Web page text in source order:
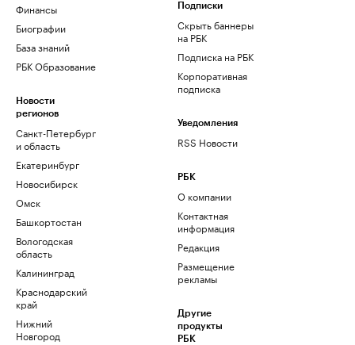
Финансы
Биографии
База знаний
РБК Образование
Новости
регионов
Санкт-Петербург
и область
Екатеринбург
Новосибирск
Омск
Башкортостан
Вологодская
область
Калининград
Краснодарский
край
Нижний
Новгород
Подписки
Скрыть баннеры
на РБК
Подписка на РБК
Корпоративная
подписка
Уведомления
RSS Новости
РБК
О компании
Контактная
информация
Редакция
Размещение
рекламы
Другие
продукты
РБК